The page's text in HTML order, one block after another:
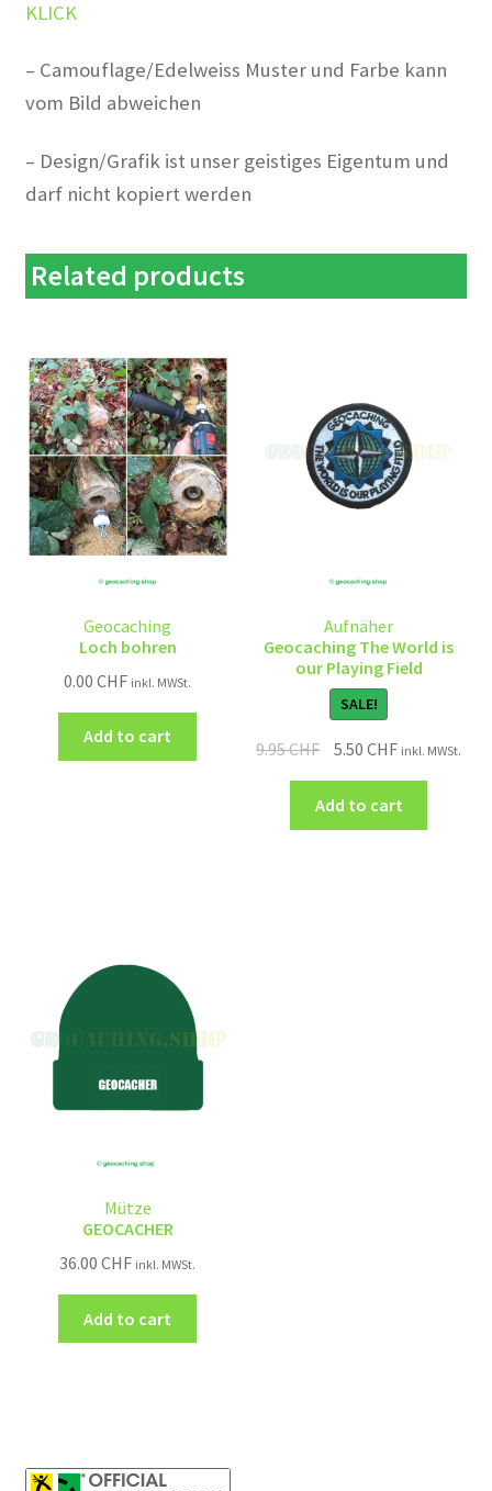
KLICK
– Camouflage/Edelweiss Muster und Farbe kann
vom Bild abweichen
– Design/Grafik ist unser geistiges Eigentum und
darf nicht kopiert werden
Related products
Geocaching
Loch bohren
0.00CHF inkl. MWSt.
Add to cart
Aufnäher
Geocaching The World is
our Playing Field
SALE!
9.95CHF 5.50CHF inkl. MWSt.
Add to cart
Mütze
GEOCACHER
36.00CHF inkl. MWSt.
Add to cart